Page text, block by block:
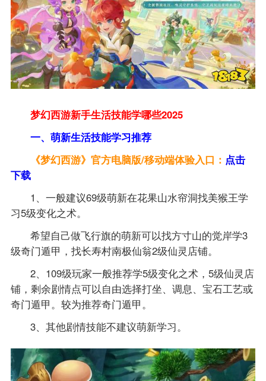
梦幻西游新手生活技能学哪些2025
一、萌新生活技能学习推荐
《梦幻西游》官方电脑版/移动端体验入口： 点击
下载
1、一般建议69级萌新在花果山水帘洞找美猴王学
习5级变化之术。
希望自己做飞行旗的萌新可以找方寸山的觉岸学3
级奇门遁甲，找长寿村南极仙翁2级仙灵店铺。
2、109级玩家一般推荐学5级变化之术，5级仙灵店
铺，剩余剧情点可以自由选择打坐、调息、宝石工艺或
奇门遁甲。较为推荐奇门遁甲。
3、其他剧情技能不建议萌新学习。